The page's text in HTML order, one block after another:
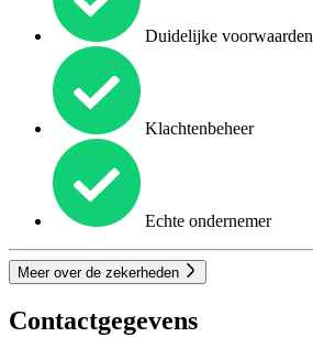
Duidelijke voorwaarden
Klachtenbeheer
Echte ondernemer
Meer over de zekerheden
Contactgegevens